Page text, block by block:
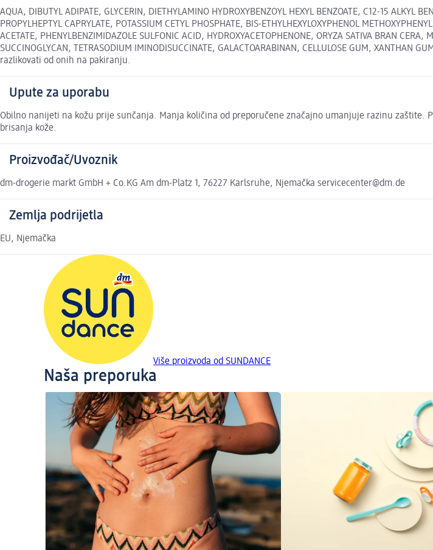
AQUA, DIBUTYL ADIPATE, GLYCERIN, DIETHYLAMINO HYDROXYBENZOYL HEXYL BENZOATE, C12-15 ALKYL
PROPYLHEPTYL CAPRYLATE, POTASSIUM CETYL PHOSPHATE, BIS-ETHYLHEXYLOXYPHENOL
ACETATE, PHENYLBENZIMIDAZOLE SULFONIC ACID, HYDROXYACETOPHENONE, ORYZA SATIVA BRAN CERA,
SUCCINOGLYCAN, TETRASODIUM IMINODISUCCINATE, GALACTOARABINAN, CELLULOSE GUM,
razlikovati od onih na pakiranju.
Upute za uporabu
Obilno nanijeti na kožu prije sunčanja. Manja količina od preporučene značajno umanjuje razinu
brisanja kože.
Proizvođač/Uvoznik
dm-drogerie markt GmbH + Co.KG Am dm-Platz 1, 76227 Karlsruhe, Njemačka servicecenter@dm.de
Zemlja podrijetla
EU, Njemačka
Više proizvoda od SUNDANCE
Naša preporuka